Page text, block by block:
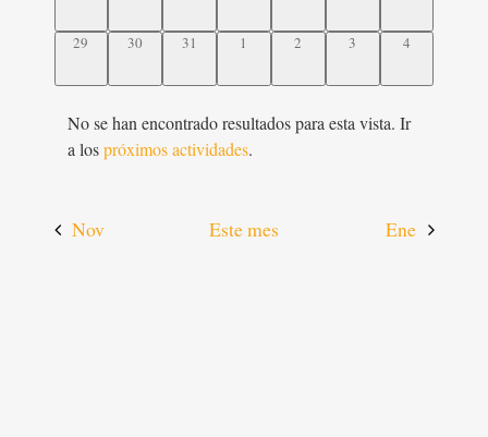
0
29
0
30
0
31
01
0
2
0
3
0
4
No se han encontrado resultados para esta vista. Ir
a lospróximos actividades.
Nov Este mes Ene